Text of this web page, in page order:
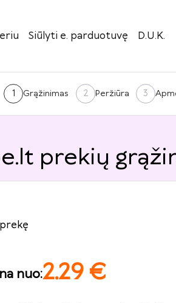
Siūlyti e. parduotuvę D.U.K.
1 Grąžinimas 2 Peržiūra 3
prekių
nuo:2.29€